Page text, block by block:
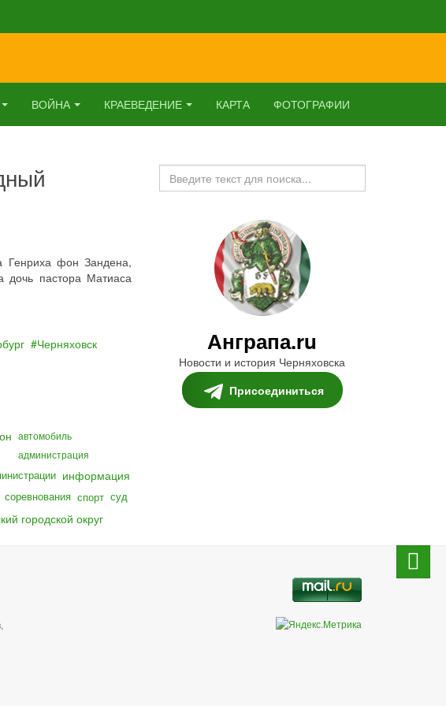
ВОЙНА КРАЕВЕДЕНИЕ КАРТА ФОТОГРАФИИ
Генриха фон Зандена,
дочь пастора Матиаса
Черняховск
автомобиль
администрация
информация
соревнования спорт суд
городской округ
Искать...
Анграпа.ru
Новости и история Черняховска
Присоединиться